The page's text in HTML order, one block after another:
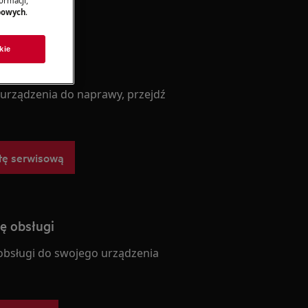
do naprawy, przejdź
serwisową
obsługi
do swojego urządzenia
.